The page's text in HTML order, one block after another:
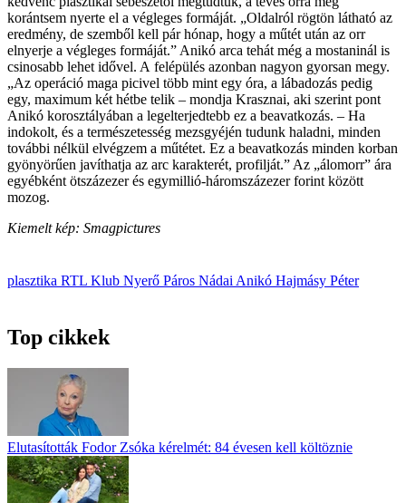
korántsem nyerte el a végleges formáját. „Oldalról rögtön látható az
eredmény, de szemből kell pár hónap, hogy a műtét után az orr
elnyerje a végleges formáját.” Anikó arca tehát még a mostaninál is
csinosabb lehet idővel. A felépülés azonban nagyon gyorsan megy.
„Az operáció maga picivel több mint egy óra, a lábadozás pedig
egy, maximum két hétbe telik – mondja Krasznai,­ aki szerint pont
Anikó korosztályában a leg­elterjedtebb ez a beavatkozás. – Ha
indokolt, és a természetesség mezsgyéjén tudunk haladni, minden
további nélkül elvégzem a műtétet. Ez a beavatkozás minden korban
gyönyörűen javíthatja az arc karakterét, profilját.” Az „álomorr” ára
egyébként ötszázezer és egymillió-háromszázezer forint között
mozog.
Kiemelt kép: Smagpictures
plasztika RTL Klub Nyerő Páros Nádai Anikó Hajmásy Péter
Top cikkek
Elutasították Fodor Zsóka kérelmét: 84 évesen kell költöznie